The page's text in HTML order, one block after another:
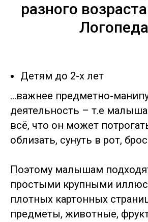
разного
Логопеда
Детям до 2-х лет
…важнее предметно-
деятельность – т.е малыша
всё, что он может
облизать, сунуть в рот,
Поэтому малышам
простыми крупными
плотных картонных
предметы, животные,